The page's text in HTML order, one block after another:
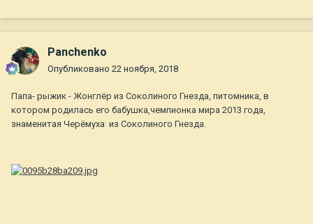
Panchenko
Опубликовано 22 ноября, 2018
Папа- рыжик - Жонглёр из Соколиного Гнезда, питомника, в
котором родилась его бабушка,чемпионка мира 2013 года,
знаменитая Черёмуха из Соколиного Гнезда.